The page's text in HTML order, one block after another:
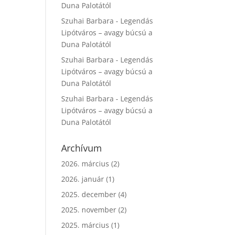
Duna Palotától
Szuhai Barbara - Legendás
Lipótváros – avagy búcsú a
Duna Palotától
Szuhai Barbara - Legendás
Lipótváros – avagy búcsú a
Duna Palotától
Szuhai Barbara - Legendás
Lipótváros – avagy búcsú a
Duna Palotától
Archívum
2026. március (2)
2026. január (1)
2025. december (4)
2025. november (2)
2025. március (1)